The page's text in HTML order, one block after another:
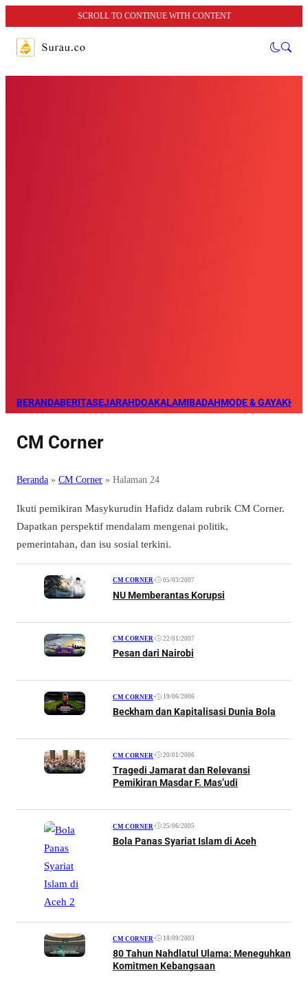
SCROLL TO CONTINUE WITH CONTENT
BERANDABERITASEJARAHDOAKALAMIBADAHMODE & GAYA
CM Corner
Beranda » CM Corner » Halaman 24
Ikuti pemikiran Masykurudin Hafidz dalam rubrik CM Corner.
Dapatkan perspektif mendalam mengenai politik,
pemerintahan, dan isu sosial terkini.
CM CORNER• 05/03/2007
NU Memberantas Korupsi
CM CORNER• 22/01/2007
Pesan dari Nairobi
CM CORNER • 19/06/2006
Beckham dan Kapitalisasi Dunia Bola
CM CORNER • 20/01/2006
Tragedi Jamarat dan Relevansi
Pemikiran Masdar F. Mas’udi
CM CORNER • 25/06/2005
Bola Panas Syariat Islam di Aceh
CM CORNER • 18/09/2003
80 Tahun Nahdlatul Ulama: Meneguhkan
Komitmen Kebangsaan